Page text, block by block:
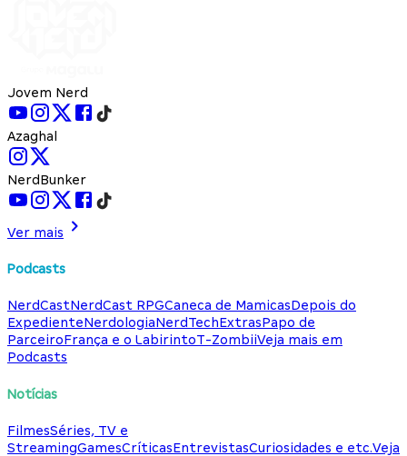
Jovem Nerd
Azaghal
NerdBunker
Ver mais
Podcasts
NerdCastNerdCast RPGCaneca de MamicasDepois do
ExpedienteNerdologiaNerdTechExtrasPapo de
ParceiroFrança e o LabirintoT-ZombiiVeja mais em
Podcasts
Notícias
FilmesSéries, TV e
StreamingGamesCríticasEntrevistasCuriosidades e etc.Veja